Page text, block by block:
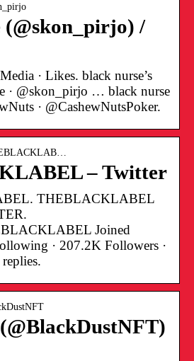
(@skon_pirjo) /
· Likes. black nurse’s
· @skon_pirjo … black nurse
· @CashewNutsPoker.
– Twitter
THEBLACKLABEL
Joined
· 207.2K Followers ·